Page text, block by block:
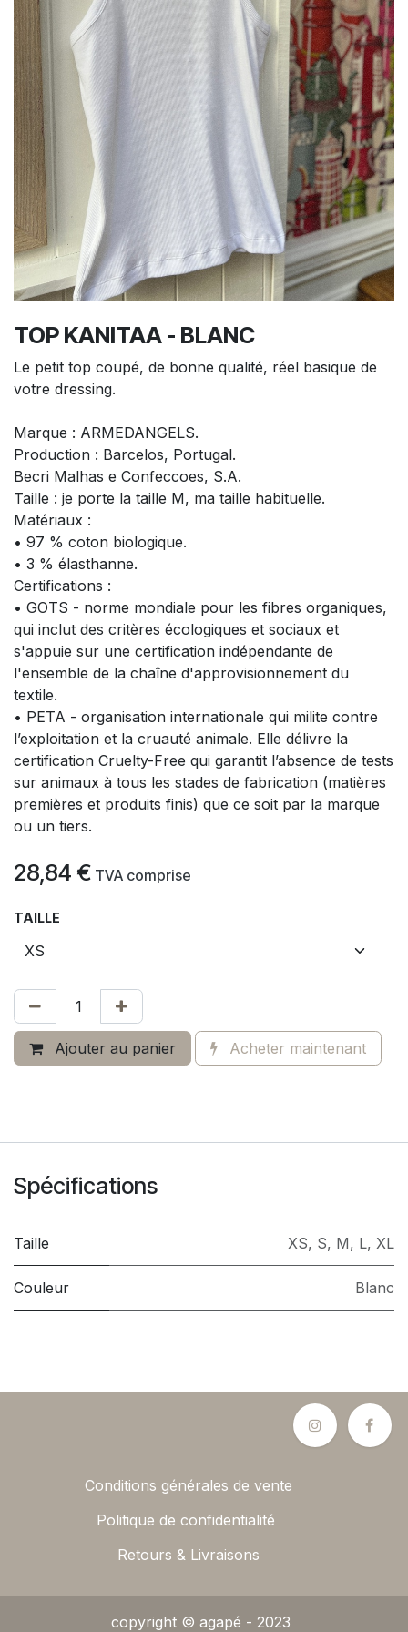
TOP KANITAA - BLANC
Le petit top coupé, de bonne qualité, réel basique de
votre dressing.
Marque : ARMEDANGELS.
Production : Barcelos, Portugal.
Becri Malhas e Confeccoes, S.A.
Taille : je porte la taille M, ma taille habituelle.
Matériaux :
• 97 % coton biologique.
• 3 % élasthanne.
Certifications :
• GOTS - norme mondiale pour les fibres organiques,
qui inclut des critères écologiques et sociaux et
s'appuie sur une certification indépendante de
l'ensemble de la chaîne d'approvisionnement du
textile.
• PETA - organisation internationale qui milite contre
l’exploitation et la cruauté animale. Elle délivre la
certification Cruelty-Free qui garantit l’absence de tests
sur animaux à tous les stades de fabrication (matières
premières et produits finis) que ce soit par la marque
ou un tiers.
28,84 € TVA comprise
TAILLE
Ajouter au panier Acheter maintenant
Spécifications
Taille XS, S, M, L, XL
Couleur Blanc
Conditions générales de vente
Politique de confidentialité
Retours & Livraisons
copyright © agapé - 2023